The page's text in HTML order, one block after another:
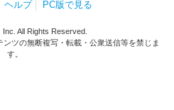
ヘルプ PC版で見る
All Rights Reserved.
ツの無断複写・転載・公衆送信等を禁じま
す。